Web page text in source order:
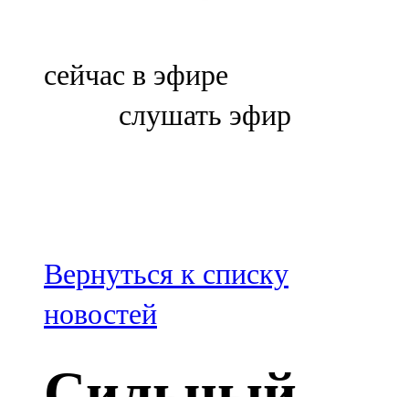
Болгар
100,3 FM
Зәй
106,6 FM
Кадыбаш
сейчас в эфире
слушать эфир
Вернуться к списку
новостей